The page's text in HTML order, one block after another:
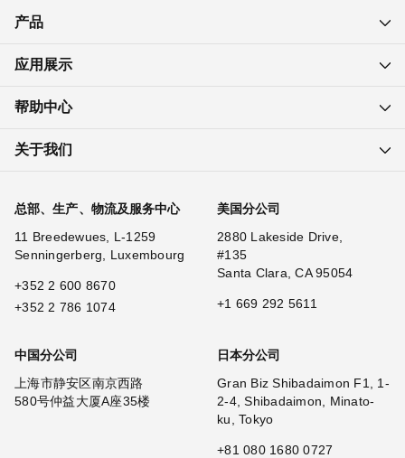
产品
应用展示
帮助中心
关于我们
总部、生产、物流及服务中心
11 Breedewues, L-1259
Senningerberg, Luxembourg
+352 2 600 8670
+352 2 786 1074
美国分公司
2880 Lakeside Drive,
#135
Santa Clara, CA 95054
+1 669 292 5611
中国分公司
上海市静安区南京西路
580号仲益大厦A座35楼
日本分公司
Gran Biz Shibadaimon F1, 1-
2-4, Shibadaimon, Minato-
ku, Tokyo
+81 080 1680 0727